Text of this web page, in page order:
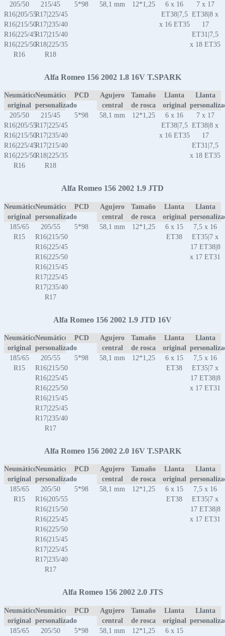
205/50
R16|205/55
R16|215/50
R16|225/45
R16|225/50
R16
215/45
R17|225/45
R17|235/40
R17|215/40
R18|225/35
R18
5*98 58,1 mm 12*1,25
6 x 16
ET38|7,5
x 16 ET35
7 x 17
ET38|8 x
17
ET31|7,5
x 18 ET35
Alfa Romeo 156 2002 1.8 16V T.SPARK
Neumático
original
Neumático
personalizado
PCD
Agujero
central
Tamaño
de rosca
Llanta
original
Llanta
205/50
R16|205/55
R16|215/50
R16|225/45
R16|225/50
R16
215/45
R17|225/45
R17|235/40
R17|215/40
R18|225/35
R18
5*98 58,1 mm 12*1,25
6 x 16
ET38|7,5
x 16 ET35
7 x 17
ET38|8 x
17
ET31|7,5
x 18 ET35
Alfa Romeo 156 2002 1.9 JTD
Neumático
original
Neumático
personalizado
PCD
Agujero
central
Tamaño
de rosca
Llanta
original
Llanta
185/65
R15
205/55
R16|215/50
R16|225/45
R16|225/50
R16|215/45
R17|225/45
R17|235/40
R17
5*98 58,1 mm 12*1,25
6 x 15
ET38
7,5 x 16
ET35|7 x
17 ET38|8
x 17 ET31
Alfa Romeo 156 2002 1.9 JTD 16V
Neumático
original
Neumático
personalizado
PCD
Agujero
central
Tamaño
de rosca
Llanta
original
Llanta
185/65
R15
205/55
R16|215/50
R16|225/45
R16|225/50
R16|215/45
R17|225/45
R17|235/40
R17
5*98 58,1 mm 12*1,25
6 x 15
ET38
7,5 x 16
ET35|7 x
17 ET38|8
x 17 ET31
Alfa Romeo 156 2002 2.0 16V T.SPARK
Neumático
original
Neumático
personalizado
PCD
Agujero
central
Tamaño
de rosca
Llanta
original
Llanta
185/65
R15
205/50
R16|205/55
R16|215/50
R16|225/45
R16|225/50
R16|215/45
R17|225/45
R17|235/40
R17
5*98 58,1 mm 12*1,25
6 x 15
ET38
7,5 x 16
ET35|7 x
17 ET38|8
x 17 ET31
Alfa Romeo 156 2002 2.0 JTS
Neumático
original
Neumático
personalizado
PCD
Agujero
central
Tamaño
de rosca
Llanta
original
Llanta
185/65
205/50
5*98 58,1 mm 12*1,25
6 x 15